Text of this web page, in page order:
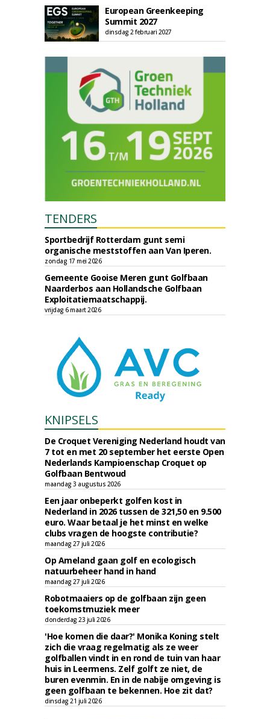
European Greenkeeping
Summit 2027
dinsdag 2 februari 2027
TENDERS
Sportbedrijf Rotterdam gunt semi
organische meststoffen aan Van Iperen.
zondag 17 mei 2026
Gemeente Gooise Meren gunt Golfbaan
Naarderbos aan Hollandsche Golfbaan
Exploitatiemaatschappij.
vrijdag 6 maart 2026
KNIPSELS
De Croquet Vereniging Nederland houdt van
7 tot en met 20 september het eerste Open
Nederlands Kampioenschap Croquet op
Golfbaan Bentwoud
maandag 3 augustus 2026
Een jaar onbeperkt golfen kost in
Nederland in 2026 tussen de 321,50 en 9.500
euro. Waar betaal je het minst en welke
clubs vragen de hoogste contributie?
maandag 27 juli 2026
Op Ameland gaan golf en ecologisch
natuurbeheer hand in hand
maandag 27 juli 2026
Robotmaaiers op de golfbaan zijn geen
toekomstmuziek meer
donderdag 23 juli 2026
'Hoe komen die daar?' Monika Koning stelt
zich die vraag regelmatig als ze weer
golfballen vindt in en rond de tuin van haar
huis in Leermens. Zelf golft ze niet, de
buren evenmin. En in de nabije omgeving is
geen golfbaan te bekennen. Hoe zit dat?
dinsdag 21 juli 2026